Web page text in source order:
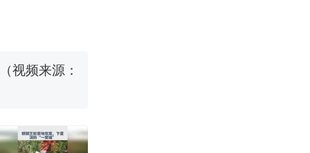
协会回应